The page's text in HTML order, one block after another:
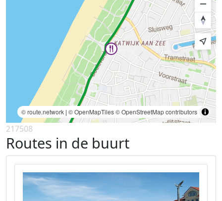
© route.network | © OpenMapTiles© OpenStreetMap contributors
217508
Routes in de buurt